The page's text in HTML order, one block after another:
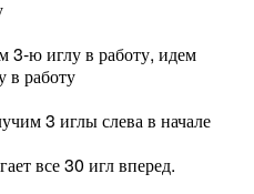
3-ю иглу в работу, идем
в работу
3 иглы слева в начале
все 30 игл вперед.